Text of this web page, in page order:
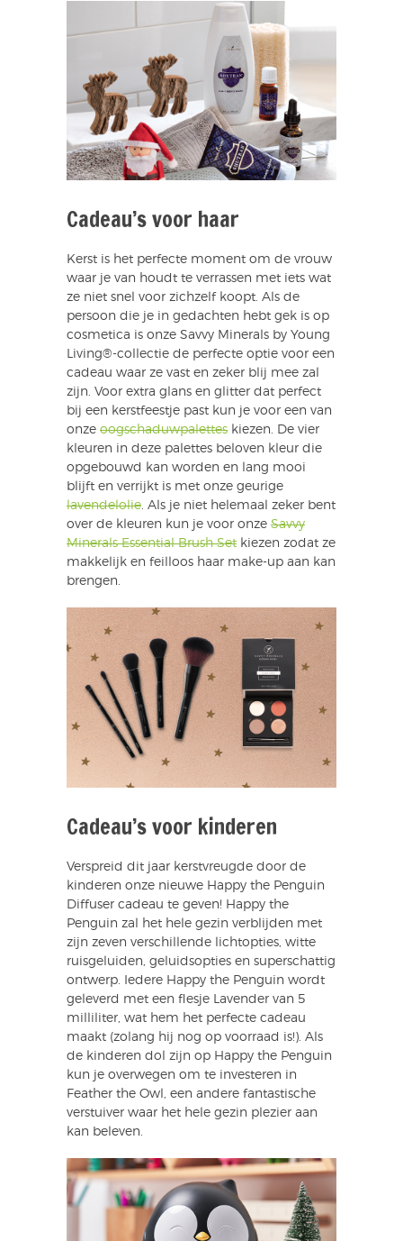
Cadeau’s voor haar
Kerst is het perfecte moment om de vrouw
waar je van houdt te verrassen met iets wat
ze niet snel voor zichzelf koopt. Als de
persoon die je in gedachten hebt gek is op
cosmetica is onze Savvy Minerals by Young
Living®-collectie de perfecte optie voor een
cadeau waar ze vast en zeker blij mee zal
zijn. Voor extra glans en glitter dat perfect
bij een kerstfeestje past kun je voor een van
onze oogschaduwpalettes kiezen. De vier
kleuren in deze palettes beloven kleur die
opgebouwd kan worden en lang mooi
blijft en verrijkt is met onze geurige
lavendelolie. Als je niet helemaal zeker bent
over de kleuren kun je voor onze Savvy
Minerals Essential Brush Set kiezen zodat ze
makkelijk en feilloos haar make-up aan kan
brengen.
Cadeau’s voor kinderen
Verspreid dit jaar kerstvreugde door de
kinderen onze nieuwe Happy the Penguin
Diffuser cadeau te geven! Happy the
Penguin zal het hele gezin verblijden met
zijn zeven verschillende lichtopties, witte
ruisgeluiden, geluidsopties en superschattig
ontwerp. Iedere Happy the Penguin wordt
geleverd met een flesje Lavender van 5
milliliter, wat hem het perfecte cadeau
maakt (zolang hij nog op voorraad is!). Als
de kinderen dol zijn op Happy the Penguin
kun je overwegen om te investeren in
Feather the Owl, een andere fantastische
verstuiver waar het hele gezin plezier aan
kan beleven.